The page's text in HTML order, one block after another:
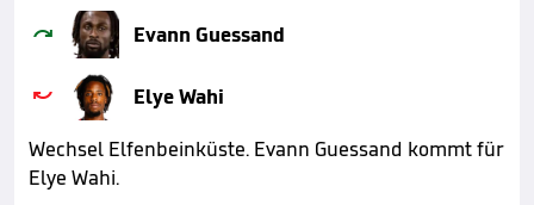
 Evann Guessand

Elye Wahi
Wechsel Elfenbeinküste. Evann Guessand kommt für
Elye Wahi.